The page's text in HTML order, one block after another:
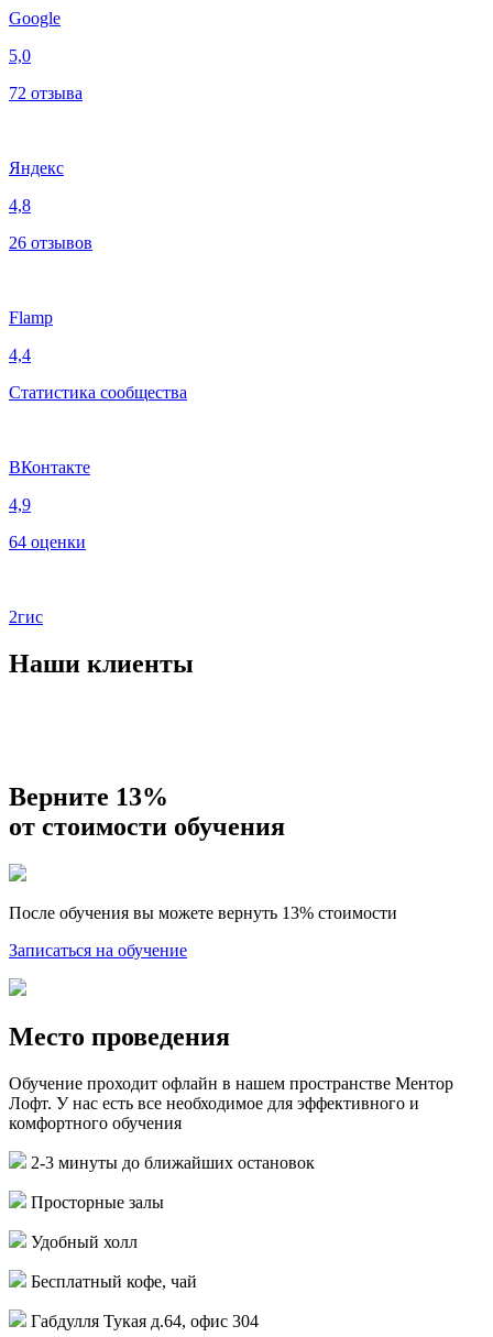
Google
5,0
72 отзыва
Яндекс
4,8
26 отзывов
Flamp
4,4
Статистика сообщества
ВКонтакте
4,9
64 оценки
2гис
Наши клиенты
Верните 13%
от стоимости обучения
После обучения вы можете вернуть 13% стоимости
Записаться на обучение
Место проведения
Обучение проходит офлайн в нашем пространстве Ментор
Лофт. У нас есть все необходимое для эффективного и
комфортного обучения
2-3 минуты до ближайших остановок
Просторные залы
Удобный холл
Бесплатный кофе, чай
Габдулля Тукая д.64, офис 304